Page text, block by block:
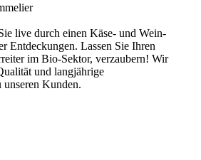
live durch einen Käse- und Wein-
Entdeckungen. Lassen Sie Ihren
im Bio-Sektor, verzaubern! Wir
und langjährige
unseren Kunden.